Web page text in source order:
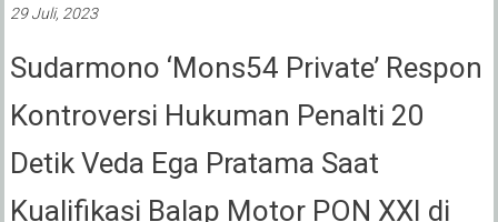
29 Juli, 2023
Sudarmono ‘Mons54 Private’ Respon
Kontroversi Hukuman Penalti 20
Detik Veda Ega Pratama Saat
Kualifikasi Balap Motor PON XXI di